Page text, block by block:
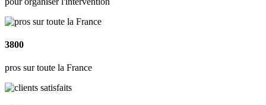
3800
pros sur toute la France